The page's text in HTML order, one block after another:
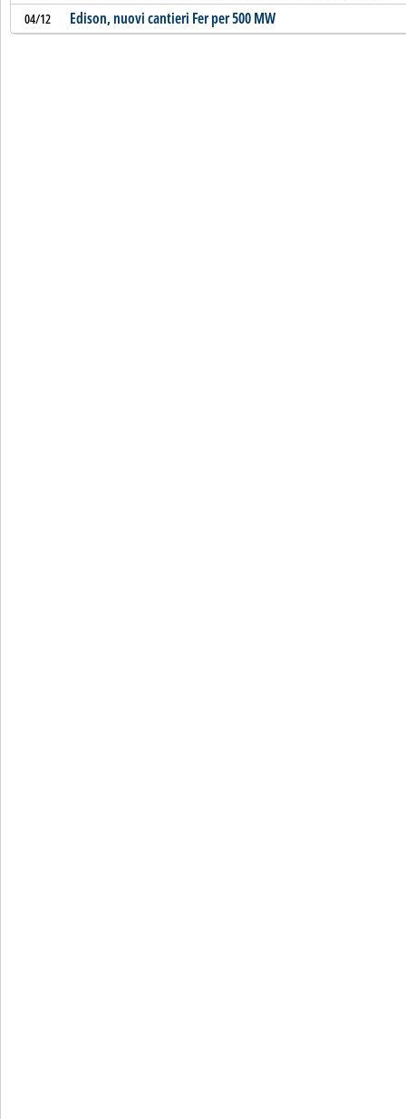
04/12 Edison, nuovi cantieri Fer per 500 MW